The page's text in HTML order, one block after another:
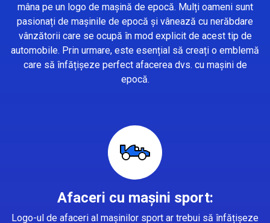
mâna pe un logo de mașină de epocă. Mulți oameni sunt
pasionați de mașinile de epocă și vânează cu nerăbdare
vânzătorii care se ocupă în mod explicit de acest tip de
automobile. Prin urmare, este esențial să creați o emblemă
care să înfățișeze perfect afacerea dvs. cu mașini de
epocă.
Afaceri cu mașini sport:
Logo-ul de afaceri al mașinilor sport ar trebui să înfățișeze